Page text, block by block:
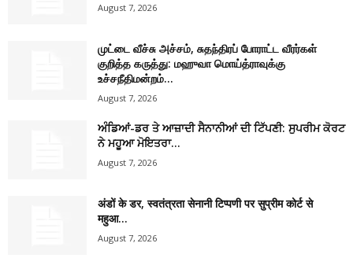
August 7, 2026
முட்டை வீச்சு அச்சம், சுதந்திரப் போராட்ட வீரர்கள்
குறித்த கருத்து: மஹுவா மொய்த்ராவுக்கு
உச்சநீதிமன்றம்...
August 7, 2026
ਅੰਡਿਆਂ-ਡਰ ਤੇ ਆਜ਼ਾਦੀ ਸੈਨਾਨੀਆਂ ਦੀ ਟਿੱਪਣੀ: ਸੁਪਰੀਮ ਕੋਰਟ
ਨੇ ਮਹੂਆ ਮੋਇਤਰਾ...
August 7, 2026
अंडों के डर, स्वतंत्रता सेनानी टिप्पणी पर सुप्रीम कोर्ट से
महुआ...
August 7, 2026